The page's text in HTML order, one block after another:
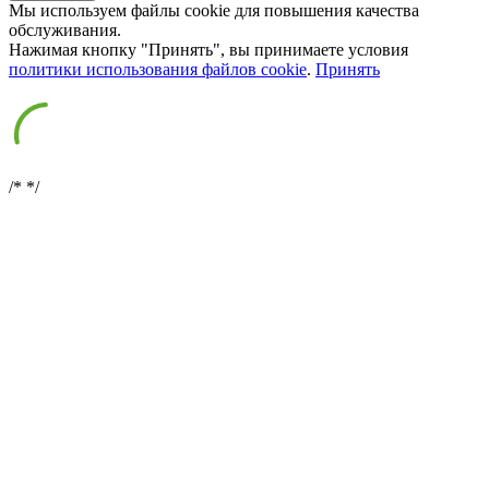
Мы используем файлы cookie для повышения качества
обслуживания.
Нажимая кнопку "Принять", вы принимаете условия
политики использования файлов cookie. Принять
/* */